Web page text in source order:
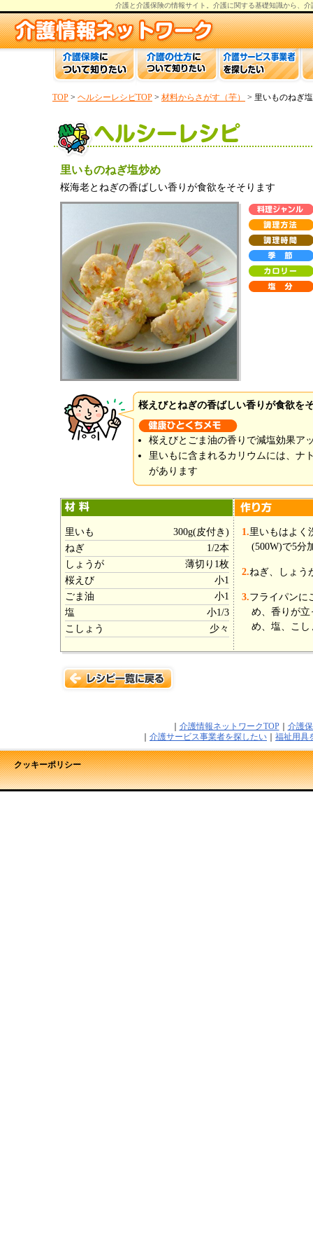
介護と介護保険の情報サイト。 介護に関する基礎知識から、 介
TOP > ヘルシーレシピTOP > 材料からさがす（芋） > 里いものねぎ
里いものねぎ塩炒め
桜海老とねぎの香ばしい香りが食欲をそそります
桜えびとねぎの香ばしい香りが食欲を
桜えびとごま油の香りで減塩効果ア
里いもに含まれるカリウムには、ナ
があります
里いも
300g(皮付き)
ねぎ
1/2本
しょうが
薄切り1枚
桜えび
小1
ごま油
小1
塩
小1/3
こしょう
少々
1.里いもはよく
(500W)で5分
2.ねぎ、しょう
3.フライパンに
め、香りが
め、塩、こ
介護情報ネットワークTOP｜ 介護
介護サービス事業者を探したい 福祉用具
クッキーポリシー